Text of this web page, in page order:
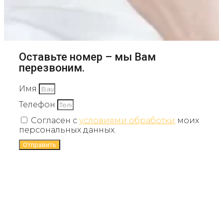
Оставьте номер – мы Вам
перезвоним.
Имя
Телефон
Согласен с условиями обработки моих
персональных данных.
Отправить